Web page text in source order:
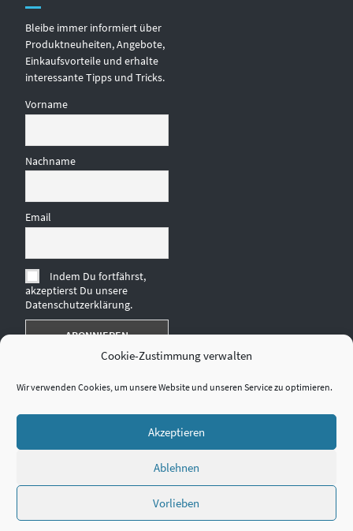
Cookie-Zustimmung verwalten
Wir verwenden Cookies, um unsere Website und unseren Service zu optimieren.
Akzeptieren
Ablehnen
Vorlieben
Bleibe immer informiert über
Produktneuheiten, Angebote,
Einkaufsvorteile und erhalte
interessante Tipps und Tricks.
Vorname
Nachname
Email
Indem Du fortfährst,
akzeptierst Du unsere
Datenschutzerklärung.